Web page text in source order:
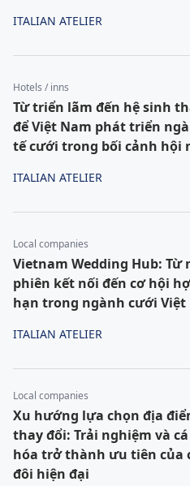
ITALIAN ATELIER
Hotels / inns
Từ triển lãm đến hệ sinh
để Việt Nam phát triển
tế cưới trong bối cảnh hội
ITALIAN ATELIER
Local companies
Vietnam Wedding Hub: Từ
phiên kết nối đến cơ hội
hạn trong ngành cưới Việt
ITALIAN ATELIER
Local companies
Xu hướng lựa chọn địa
thay đổi: Trải nghiệm và
hóa trở thành ưu tiên của
đôi hiện đại